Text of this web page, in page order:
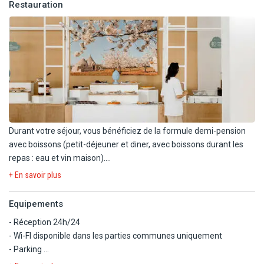
Restauration
Durant votre séjour, vous bénéficiez de la formule demi-pension
avec boissons (petit-déjeuner et diner, avec boissons durant les
repas : eau et vin maison).
internationale.
Petit-déjeuner : 7h30 à 10h
Déjeuner : 12h30 à 14h (ouvert selon saison, les périodes et
+ En savoir plus
Equipements
- Réception 24h/24
- Wi-FI disponible dans les parties communes uniquement
- Parking